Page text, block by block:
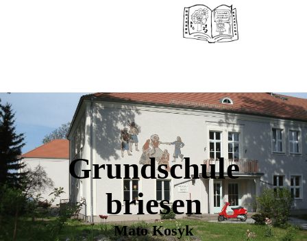
Grundschule
briesen
Mato Kosyk